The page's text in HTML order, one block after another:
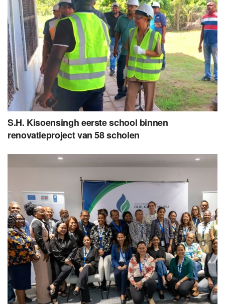
S.H. Kisoensingh eerste school binnen
renovatieproject van 58 scholen